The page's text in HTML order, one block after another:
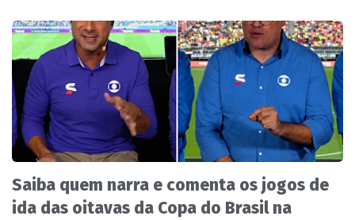
Saiba quem narra e comenta os jogos de
ida das oitavas da Copa do Brasil na